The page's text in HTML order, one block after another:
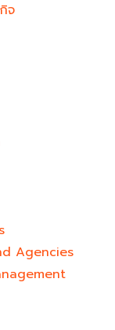
จ
Agencies